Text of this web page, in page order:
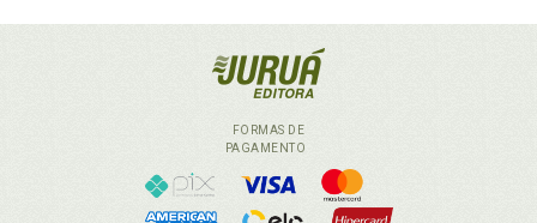
FORMAS DE
PAGAMENTO